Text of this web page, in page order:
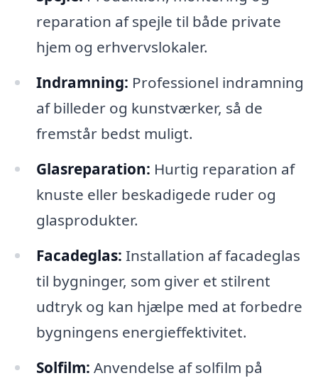
reparation af spejle til både private
hjem og erhvervslokaler.
Indramning: Professionel indramning
af billeder og kunstværker, så de
fremstår bedst muligt.
Glasreparation: Hurtig reparation af
knuste eller beskadigede ruder og
glasprodukter.
Facadeglas: Installation af facadeglas
til bygninger, som giver et stilrent
udtryk og kan hjælpe med at forbedre
bygningens energieffektivitet.
Solfilm: Anvendelse af solfilm på